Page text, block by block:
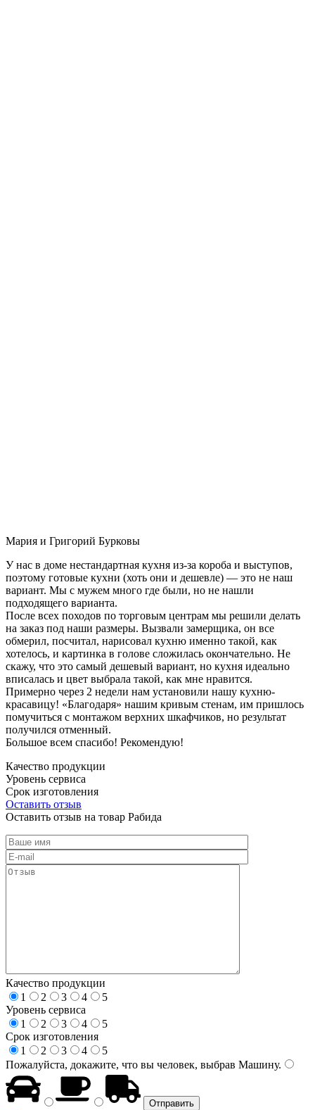
Мария и Григорий Бурковы
У нас в доме нестандартная кухня из-за короба и выступов,
поэтому готовые кухни (хоть они и дешевле) — это не наш
вариант. Мы с мужем много где были, но не нашли
подходящего варианта.
После всех походов по торговым центрам мы решили делать
на заказ под наши размеры. Вызвали замерщика, он все
обмерил, посчитал, нарисовал кухню именно такой, как
хотелось, и картинка в голове сложилась окончательно. Не
скажу, что это самый дешевый вариант, но кухня идеально
вписалась и цвет выбрала такой, как мне нравится.
Примерно через 2 недели нам установили нашу кухню-
красавицу! «Благодаря» нашим кривым стенам, им пришлось
помучиться с монтажом верхних шкафчиков, но результат
получился отменный.
Большое всем спасибо! Рекомендую!
Качество продукции
Уровень сервиса
Срок изготовления
Оставить отзыв
Оставить отзыв на товар Рабида
Качество продукции
1
2 3 4
5
Уровень сервиса
1
2 3 4
5
Срок изготовления
1
2 3 4
5
Пожалуйста, докажите, что вы человек, выбрав Машину.